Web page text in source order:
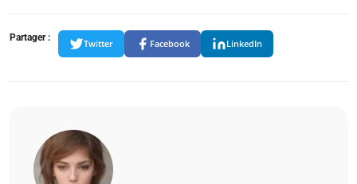
Partager :
Twitter Facebook LinkedIn